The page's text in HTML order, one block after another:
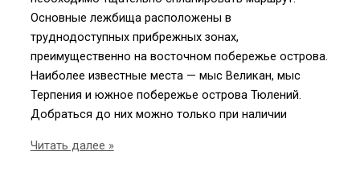
Основные лежбища расположены в
труднодоступных прибрежных зонах,
преимущественно на восточном побережье острова.
Наиболее известные места — мыс Великан, мыс
Терпения и южное побережье острова Тюлений.
Добраться до них можно только при наличии
Как
Читать далее »